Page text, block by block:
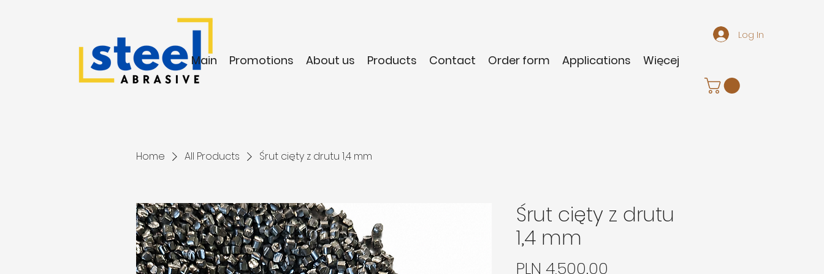
Main Promotions About us Products Contact Order form Applications Więcej
Log In
Home All Products Śrut cięty z drutu 1,4 mm
Śrut cięty z drutu
1,4 mm
PLN 4,500.00